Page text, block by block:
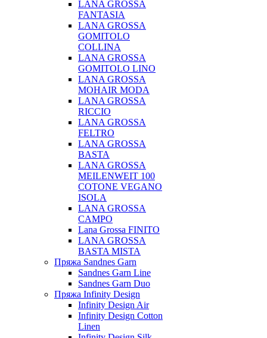
LANA GROSSA
FANTASIA
LANA GROSSA
GOMITOLO
COLLINA
LANA GROSSA
GOMITOLO LINO
LANA GROSSA
MOHAIR MODA
LANA GROSSA
RICCIO
LANA GROSSA
FELTRO
LANA GROSSA
BASTA
LANA GROSSA
MEILENWEIT 100
COTONE VEGANO
ISOLA
LANA GROSSA
CAMPO
Lana Grossa FINITO
LANA GROSSA
BASTA MISTA
Пряжа Sandnes Garn
Sandnes Garn Line
Sandnes Garn Duo
Пряжа Infinity Design
Infinity Design Air
Infinity Design Cotton
Linen